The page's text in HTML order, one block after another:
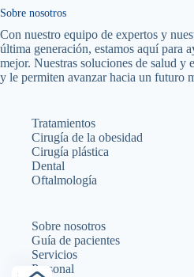
Sobre nosotros
Con nuestro equipo de expertos y
última generación, estamos aquí para
mejor. Nuestras soluciones de salud y
y le permiten avanzar hacia un futuro
Tratamientos
Cirugía de la obesidad
Cirugía plástica
Dental
Oftalmología
Sobre nosotros
Guía de pacientes
Servicios
Personal